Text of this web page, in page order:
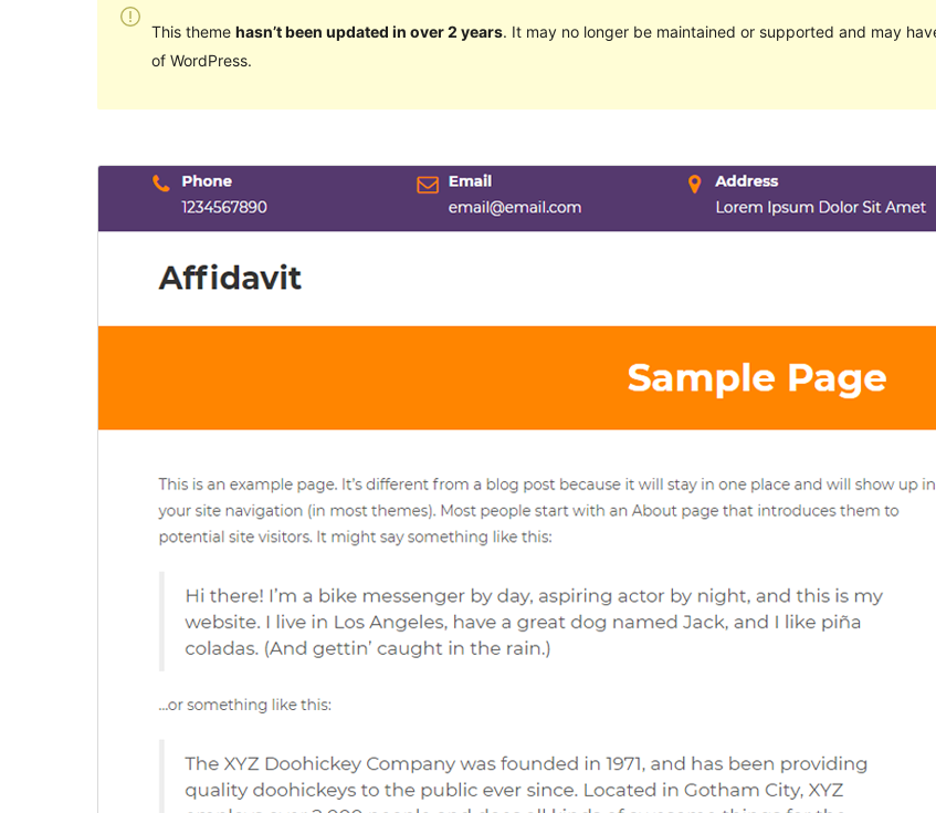
This theme hasn’t been updated in over 2 years. It may no longer be maintained or supported and may
of WordPress.